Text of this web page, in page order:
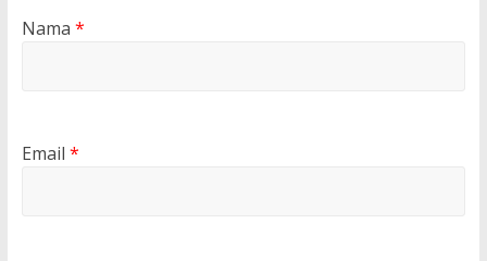
Nama *
Email *